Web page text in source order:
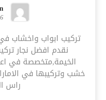
26
نقدم افضل نجار
الخيمة,متخصصة في
خشب وتركيبها في
راس